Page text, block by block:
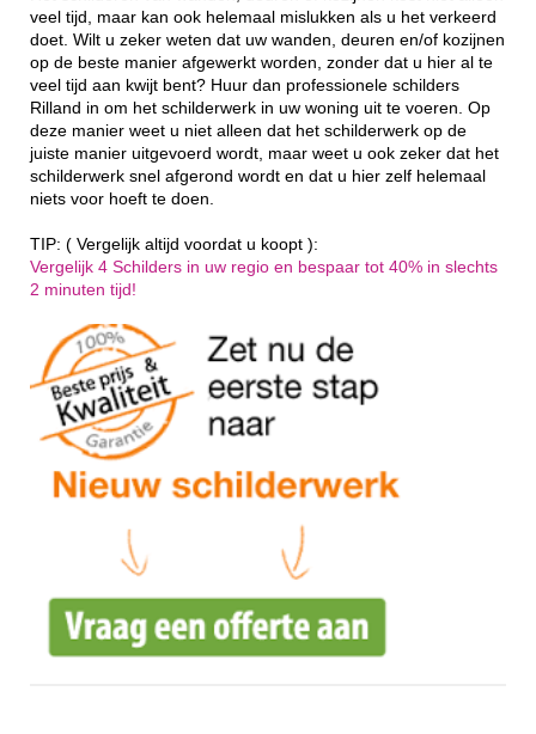
veel tijd, maar kan ook helemaal mislukken als u het verkeerd
doet. Wilt u zeker weten dat uw wanden, deuren en/of kozijnen
op de beste manier afgewerkt worden, zonder dat u hier al te
veel tijd aan kwijt bent? Huur dan professionele schilders
Rilland in om het schilderwerk in uw woning uit te voeren. Op
deze manier weet u niet alleen dat het schilderwerk op de
juiste manier uitgevoerd wordt, maar weet u ook zeker dat het
schilderwerk snel afgerond wordt en dat u hier zelf helemaal
niets voor hoeft te doen.
TIP: ( Vergelijk altijd voordat u koopt ):
Vergelijk 4 Schilders in uw regio en bespaar tot 40% in slechts
2 minuten tijd!